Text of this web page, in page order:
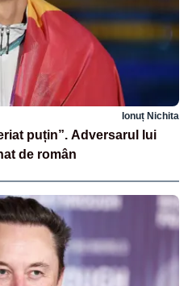
Ionuț Nichita
puțin”. Adversarul lui
de român